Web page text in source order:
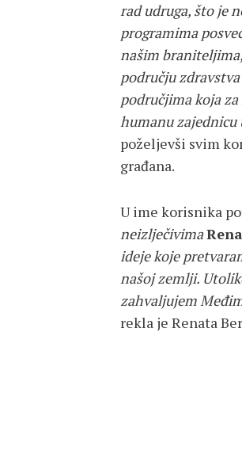
rad udruga, što je
programima
našim
području
područjima koja
humanu
poželjevši svim
građana.
U ime korisnika
neizlječivima
ideje koje
našoj zemlji.
zahvaljujem
rekla je Renata